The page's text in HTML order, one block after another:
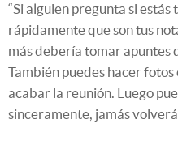
“Si alguien pregunta si estás
rápidamente que son tus
más debería tomar apuntes
También puedes hacer
acabar la reunión. Luego
sinceramente, jamás